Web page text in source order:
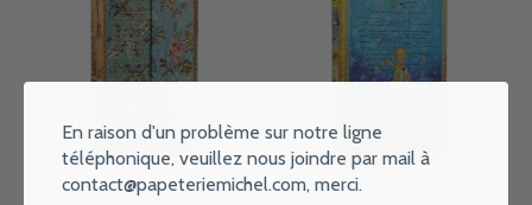
En raison d'un problème sur notre ligne
téléphonique, veuillez nous joindre par mail à
contact@papeteriemichel.com, merci.